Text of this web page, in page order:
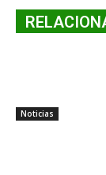
Noticias